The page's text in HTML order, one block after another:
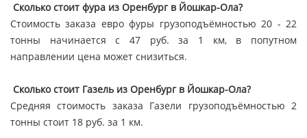
Сколько стоит фура из Оренбург в Йошкар-Ола?
Стоимость заказа евро фуры грузоподъёмностью 20 - 22
тонны начинается с 47 руб. за 1 км, в попутном
направлении цена может снизиться.
Сколько стоит Газель из Оренбург в Йошкар-Ола?
Средняя стоимость заказа Газели грузоподъёмностью 2
тонны стоит 18 руб. за 1 км.